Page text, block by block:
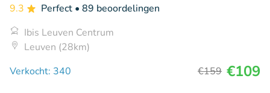
9.3 Perfect • 89 beoordelingen
Ibis Leuven Centrum
Leuven (28km)
Verkocht: 340
€159 €109